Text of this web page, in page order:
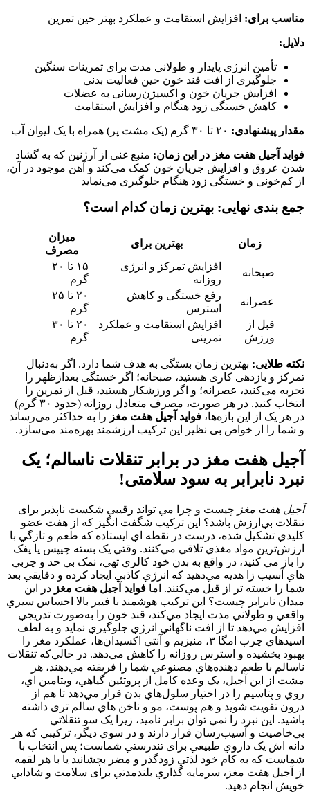
مناسب برای: افزایش استقامت و عملکرد بهتر حین تمرین
دلایل:
تأمین انرژی پایدار و طولانی‌ مدت برای تمرینات سنگین
جلوگیری از افت قند خون حین فعالیت بدنی
افزایش جریان خون و اکسیژن‌رسانی به عضلات
کاهش خستگی زود هنگام و افزایش استقامت
مقدار پیشنهادی:
فواید آجیل هفت مغز در این زمان: منبع غنی از آرژنین که به گشاد
شدن عروق و افزایش جریان خون کمک می‌کند و آهن موجود در آن،
از کم‌خونی و خستگی زود هنگام جلوگیری می‌نماید
جمع‌ بندی نهایی: بهترین زمان کدام است؟
زمان بهترین برای
میزان
مصرف
صبحانه
افزایش تمرکز و انرژی
روزانه
۱۵ تا ۲۰
گرم
عصرانه
رفع خستگی و کاهش
استرس
۲۰ تا ۲۵
گرم
قبل از
ورزش
افزایش استقامت و عملکرد
تمرینی
۲۰ تا ۳۰
گرم
نکته طلایی: بهترین زمان بستگی به هدف شما دارد. اگر به‌دنبال
تمرکز و بازدهی کاری هستید، صبحانه؛ اگر خستگی بعدازظهر را
تجربه می‌کنید، عصرانه؛ و اگر ورزشکار هستید، قبل از تمرین را
انتخاب کنید. در هر صورت، مصرف متعادل روزانه (حدود ۳۰ گرم)
در هر یک از این بازه‌ها، فواید آجیل هفت مغز را به حداکثر می‌رساند
و شما را از خواص بی‌ نظیر این ترکیب ارزشمند بهره‌مند می‌سازد.
آجیل هفت‌ مغز در برابر تنقلات ناسالم؛ یک
نبرد نابرابر به سود سلامتی!
آجیل هفت‌ مغز چیست و چرا مي‌ تواند رقيبي شکست‌ ناپذير برای
تنقلات بي‌ارزش باشد؟ اين ترکيب شگفت‌ انگيز که از هفت عضو
کليدي تشکيل شده، درست در نقطه‌ اي ايستاده که طعم و تازگي با
ارزش‌ترين مواد مغذي تلاقي مي‌کنند. وقتي يک بسته چيپس يا پفک
را باز مي‌ کنيد، در واقع به بدن خود کالري تهي، نمک بي‌ حد و چربي‌
هاي آسيب‌ زا هديه مي‌دهيد که انرژي کاذبي ايجاد کرده و دقايقي بعد
شما را خسته‌ تر از قبل مي‌کنند. اما فواید آجیل هفت مغز در اين
ميدان نابرابر چيست؟ اين ترکيب هوشمند با فيبر بالا احساس سيري
واقعي و طولاني‌ مدت ايجاد مي‌کند، قند خون را به‌صورت تدريجي
افزايش مي‌دهد تا از افت ناگهاني انرژي جلوگيري نمايد و به‌ لطف
اسيدهاي چرب امگا ۳، منيزيم و آنتي‌ اکسيدان‌ها، عملکرد مغز را
بهبود بخشيده و استرس روزانه را کاهش مي‌دهد. در حالي‌که تنقلات
ناسالم با طعم‌ دهنده‌هاي مصنوعي شما را فريفته مي‌دهند، هر
مشت از اين آجيل، يک وعده کامل از پروتئين گياهي، ويتامين اي،
روي و پتاسيم را در اختيار سلول‌هاي بدن قرار مي‌دهد تا هم از
درون تقويت شويد و هم پوست، مو و ناخن‌ هاي سالم‌ تری داشته
باشيد. اين نبرد را نمي‌ توان برابر ناميد، زيرا يک سو تنقلاتي
بي‌خاصيت و آسيب‌رسان قرار دارند و در سوي ديگر، ترکيبي که هر
دانه‌ اش يک داروي طبيعي برای تندرستي شماست؛ پس انتخاب با
شماست که به کام خود لذتي زودگذر و مضر بچشانيد يا با هر لقمه
از آجيل هفت‌ مغز، سرمايه‌ گذاري بلندمدتي برای سلامت و شادابي
خويش انجام دهيد.